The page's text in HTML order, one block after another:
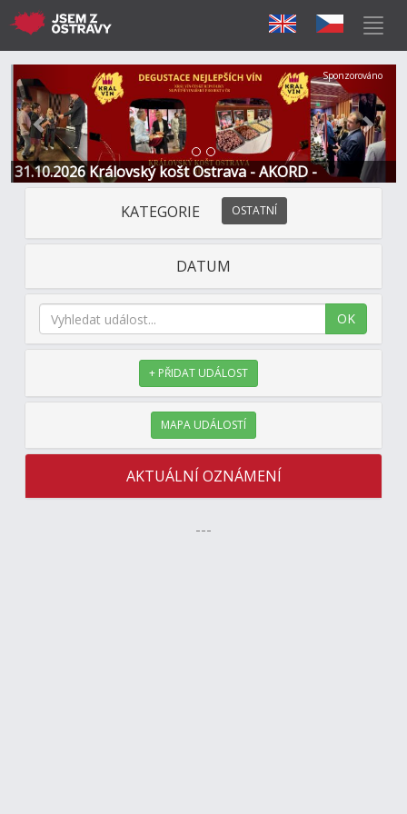
31.10.2026 Královský košt Ostrava - AKORD -
Restaurace a Hotel
Předchozí Další
Sponzorováno
KATEGORIE OSTATNÍ
DATUM
OK
+ PŘIDAT UDÁLOST
MAPA UDÁLOSTÍ
AKTUÁLNÍ OZNÁMENÍ
---